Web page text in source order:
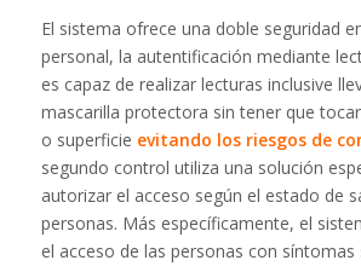
El sistema ofrece una doble seguridad
personal, la autentificación mediante
es capaz de realizar lecturas inclusive
mascarilla protectora sin tener que
o superficie evitando los riesgos de
segundo control utiliza una solución
autorizar el acceso según el estado de
personas. Más específicamente, el
el acceso de las personas con